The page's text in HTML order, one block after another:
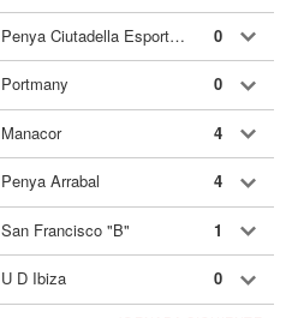
Penya Ciutadella Esportiva 0
Portmany 0
Manacor 4
Penya Arrabal 4
San Francisco "B" 1
U D Ibiza 0